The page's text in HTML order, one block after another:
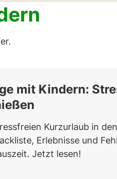
mit Kindern:
Kurzurlaub in
Erlebnisse und
Jetzt lesen!